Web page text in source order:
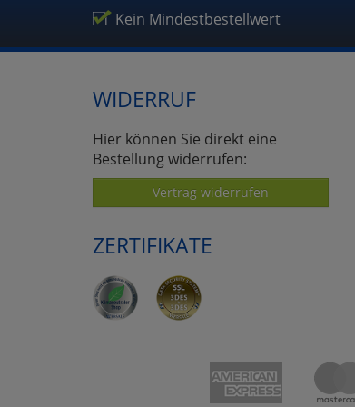
Kein Mindestbestellwert
WIDERRUF
Hier können Sie direkt eine
Bestellung widerrufen:
Vertrag widerrufen
ZERTIFIKATE